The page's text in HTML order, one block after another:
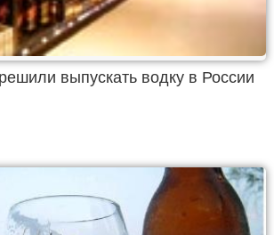
выпускать водку в России